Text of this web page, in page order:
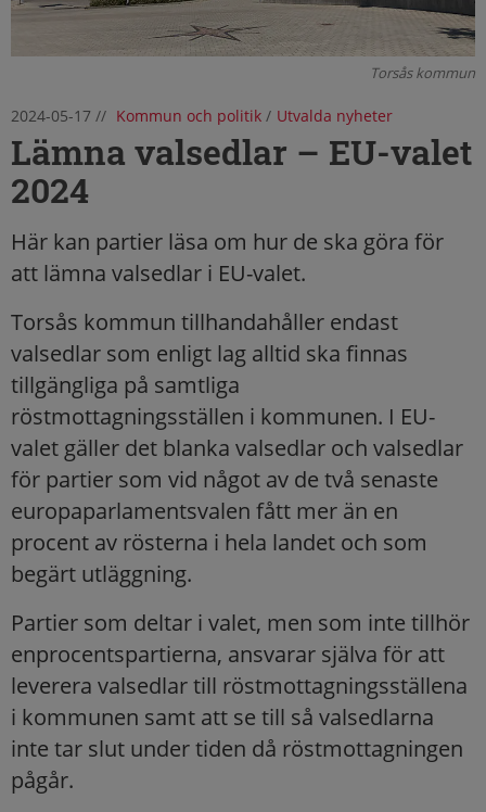
Torsås kommun
2024-05-17 // Kommun och politik/ Utvalda nyheter
Lämna valsedlar – EU-valet
2024
Här kan partier läsa om hur de ska göra för
att lämna valsedlar i EU-valet.
Torsås kommun tillhandahåller endast
valsedlar som enligt lag alltid ska finnas
tillgängliga på samtliga
röstmottagningsställen i kommunen. I EU-
valet gäller det blanka valsedlar och valsedlar
för partier som vid något av de två senaste
europaparlamentsvalen fått mer än en
procent av rösterna i hela landet och som
begärt utläggning.
Partier som deltar i valet, men som inte tillhör
enprocentspartierna, ansvarar själva för att
leverera valsedlar till röstmottagningsställena
i kommunen samt att se till så valsedlarna
inte tar slut under tiden då röstmottagningen
pågår.